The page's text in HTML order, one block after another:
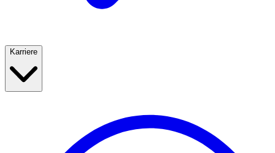
Karriere